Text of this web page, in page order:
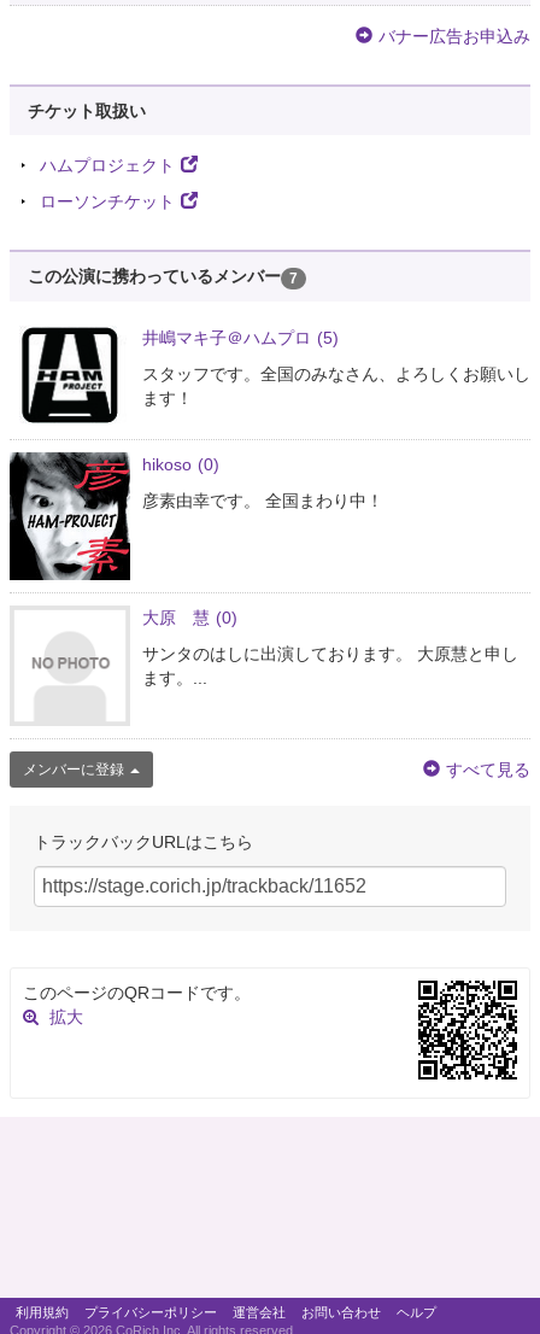
バナー広告お申込み
チケット取扱い
ハムプロジェクト
ローソンチケット
この公演に携わっているメンバー 7
井嶋マキ子＠ハムプロ (5)
スタッフです。全国のみなさん、よろしくお願いし
ます！
hikoso (0)
彦素由幸です。 全国まわり中！
大原 慧 (0)
サンタのはしに出演しております。 大原慧と申し
ます。...
メンバーに登録 すべて見る
トラックバックURLはこちら
このページのQRコードです。
拡大
利用規約 プライバシーポリシー 運営会社 お問い合わせ
ヘルプ
Copyright © 2026 CoRich,Inc. All rights reserved.